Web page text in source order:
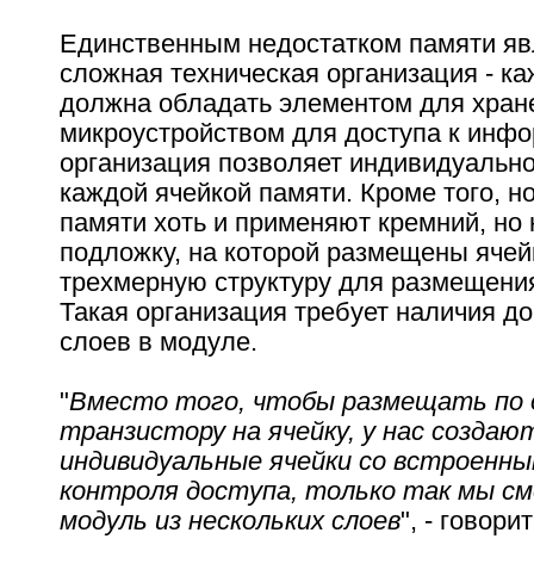
Единственным недостатком памяти
сложная техническая организация -
должна обладать элементом для
микроустройством для доступа к
организация позволяет
каждой ячейкой памяти. Кроме того,
памяти хоть и применяют кремний, но
подложку, на которой размещены
трехмерную структуру для
Такая организация требует наличия
слоев в модуле.
"Вместо того, чтобы размещать по
транзистору на ячейку, у нас
индивидуальные ячейки со
контроля доступа, только так мы
модуль из нескольких слоев", -